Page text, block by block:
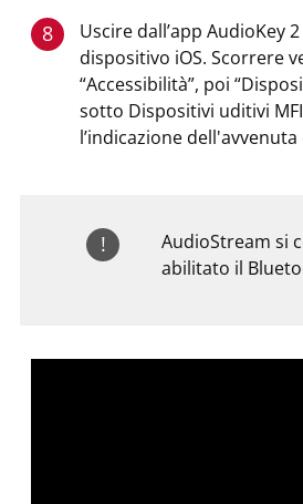
8
Uscire dall’app AudioKey
dispositivo iOS. Scorrere
“Accessibilità”, poi
sotto Dispositivi uditivi
l’indicazione
!
AudioStream si
abilitato il